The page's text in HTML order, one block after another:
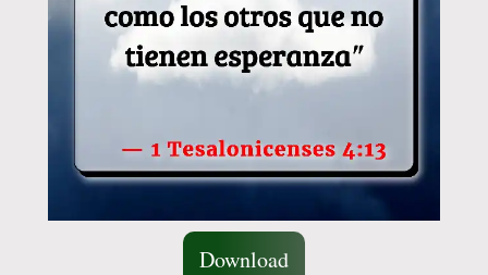
Download